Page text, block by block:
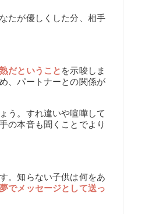
たが優しくした分、相手
だということ を示唆しま
、パートナーとの関係が
う。すれ違いや喧嘩して
の本音も聞くことでより
。知らない子供は何をあ
でメッセージとして送っ